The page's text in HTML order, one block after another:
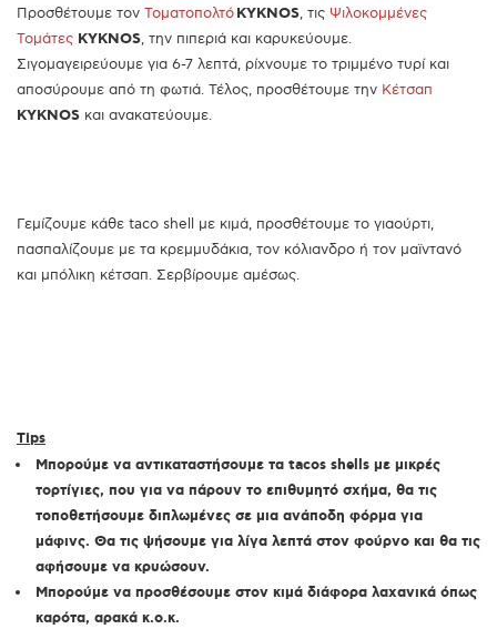
Προσθέτουμε τον ΤοματοπολτόKYKNOS, τις Ψιλοκομμένες
Τομάτες KYKNOS, την πιπεριά και καρυκεύουμε.
Σιγομαγειρεύουμε για 6-7 λεπτά, ρίχνουμε το τριμμένο τυρί και
αποσύρουμε από τη φωτιά. Τέλος, προσθέτουμε την Κέτσαπ
KYKNOS και ανακατεύουμε.
Γεμίζουμε κάθε taco shell με κιμά, προσθέτουμε το γιαούρτι,
πασπαλίζουμε με τα κρεμμυδάκια, τον κόλιανδρο ή τον μαϊντανό
και μπόλικη κέτσαπ. Σερβίρουμε αμέσως.
Tips
Μπορούμε να αντικαταστήσουμε τα tacos shells με μικρές
τορτίγιες, που για να πάρουν το επιθυμητό σχήμα, θα τις
τοποθετήσουμε διπλωμένες σε μια ανάποδη φόρμα για
μάφινς. Θα τις ψήσουμε για λίγα λεπτά στον φούρνο και θα τις
αφήσουμε να κρυώσουν.
Μπορούμε να προσθέσουμε στον κιμά διάφορα λαχανικά όπως
καρότα, αρακά κ.ο.κ.